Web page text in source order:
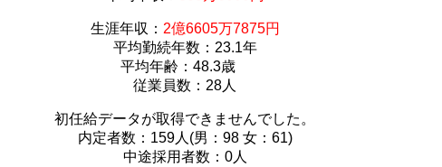
生涯年収： 2億6605万7875円
平均勤続年数：23.1年
平均年齢：48.3歳
従業員数：28人
初任給データが取得できませんでした。
内定者数：159人(男：98 女：61)
中途採用者数：0人